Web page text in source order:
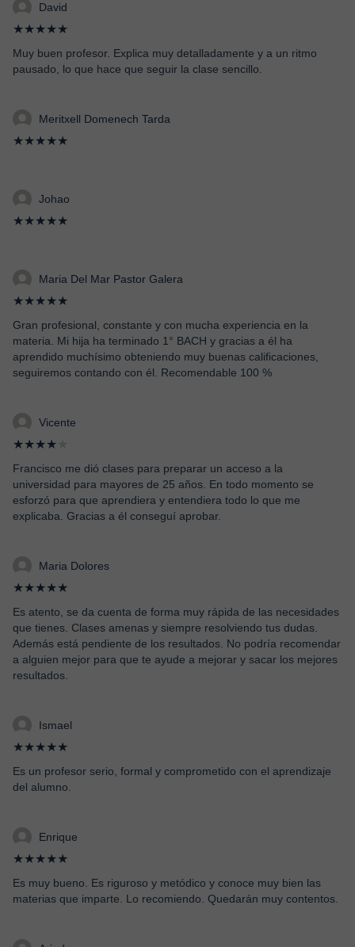
David
★★★★★
Muy buen profesor. Explica muy detalladamente y a un ritmo
pausado, lo que hace que seguir la clase sencillo.
Meritxell Domenech Tarda
★★★★★
Johao
★★★★★
Maria Del Mar Pastor Galera
★★★★★
Gran profesional, constante y con mucha experiencia en la
materia. Mi hija ha terminado 1° BACH y gracias a él ha
aprendido muchísimo obteniendo muy buenas calificaciones,
seguiremos contando con él. Recomendable 100 %
Vicente
★★★★
Francisco me dió clases para preparar un acceso a la
universidad para mayores de 25 años. En todo momento se
esforzó para que aprendiera y entendiera todo lo que me
explicaba. Gracias a él conseguí aprobar.
Maria Dolores
★★★★★
Es atento, se da cuenta de forma muy rápida de las necesidades
que tienes. Clases amenas y siempre resolviendo tus dudas.
Además está pendiente de los resultados. No podría recomendar
a alguien mejor para que te ayude a mejorar y sacar los mejores
resultados.
Ismael
★★★★★
Es un profesor serio, formal y comprometido con el aprendizaje
del alumno.
Enrique
★★★★★
Es muy bueno. Es riguroso y metódico y conoce muy bien las
materias que imparte. Lo recomiendo. Quedarán muy contentos.